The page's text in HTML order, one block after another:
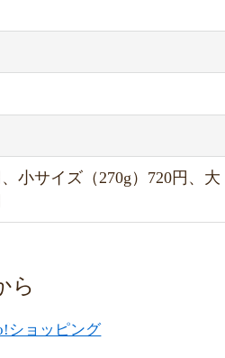
小サイズ（270g）720円、大
ら
ショッピング